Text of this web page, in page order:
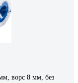
ворс 8 мм, без